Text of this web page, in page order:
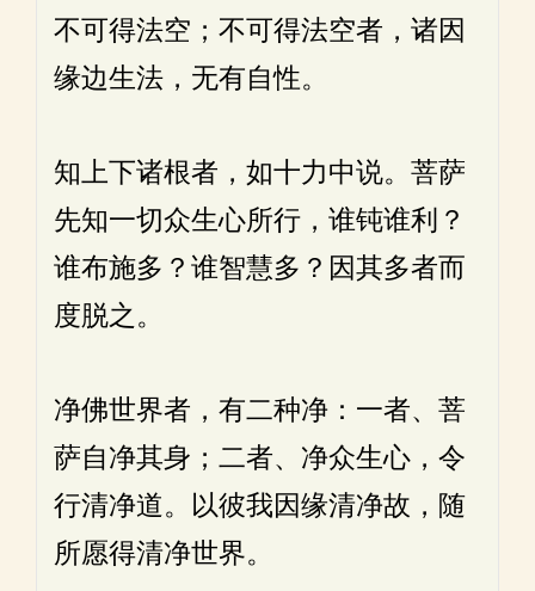
不可得法空；不可得法空者，诸因
缘边生法，无有自性。
知上下诸根者，如十力中说。菩萨
先知一切众生心所行，谁钝谁利？
谁布施多？谁智慧多？因其多者而
度脱之。
净佛世界者，有二种净：一者、菩
萨自净其身；二者、净众生心，令
行清净道。以彼我因缘清净故，随
所愿得清净世界。